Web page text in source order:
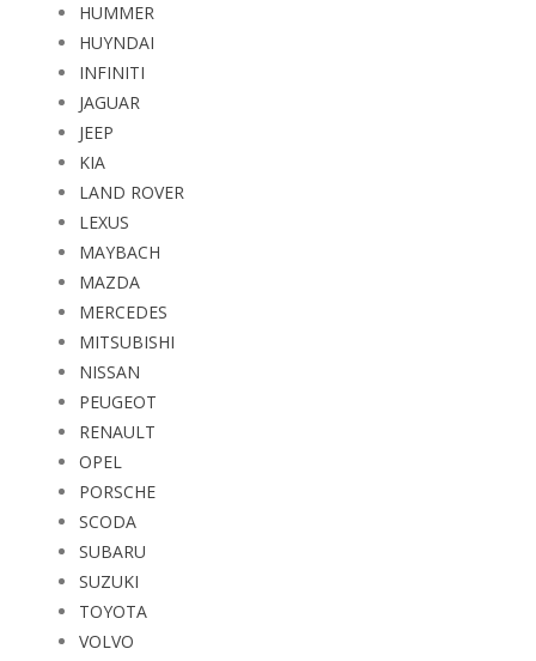
HUMMER
HUYNDAI
INFINITI
JAGUAR
JEEP
KIA
LAND ROVER
LEXUS
MAYBACH
MAZDA
MERCEDES
MITSUBISHI
NISSAN
PEUGEOT
RENAULT
OPEL
PORSCHE
SCODA
SUBARU
SUZUKI
TOYOTA
VOLVO